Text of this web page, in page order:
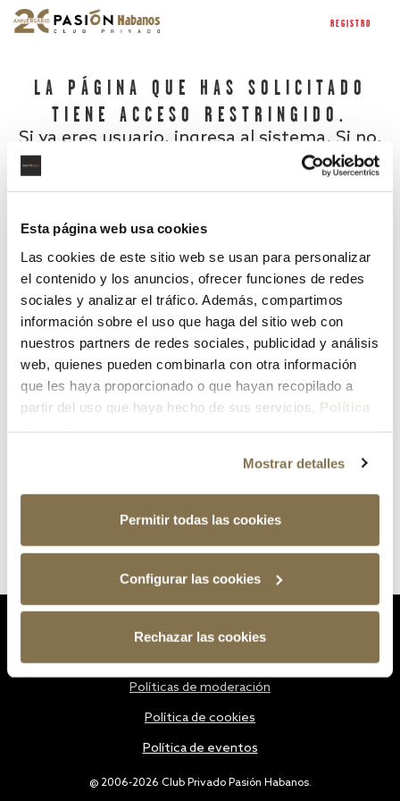
Esta página web usa cookies
Las cookies de este sitio web se usan para personalizar
el contenido y los anuncios, ofrecer funciones de redes
sociales y analizar el tráfico. Además, compartimos
información sobre el uso que haga del sitio web con
nuestros partners de redes sociales, publicidad y análisis
web, quienes pueden combinarla con otra información
que les haya proporcionado o que hayan recopilado a
partir del uso que haya hecho de sus servicios. Política
Mostrar detalles
Permitir todas las cookies
Configurar las cookies
Rechazar las cookies
REGISTRO
LA PÁGINA QUE HAS SOLICITADO
TIENE ACCESO RESTRINGIDO.
Si ya eres usuario, ingresa al sistema. Si no,
¿Has olvidado tu contraseña?
@ 2006-2026 Club Privado Pasión Habanos.
Políticas de moderación
Política de cookies
Política de eventos